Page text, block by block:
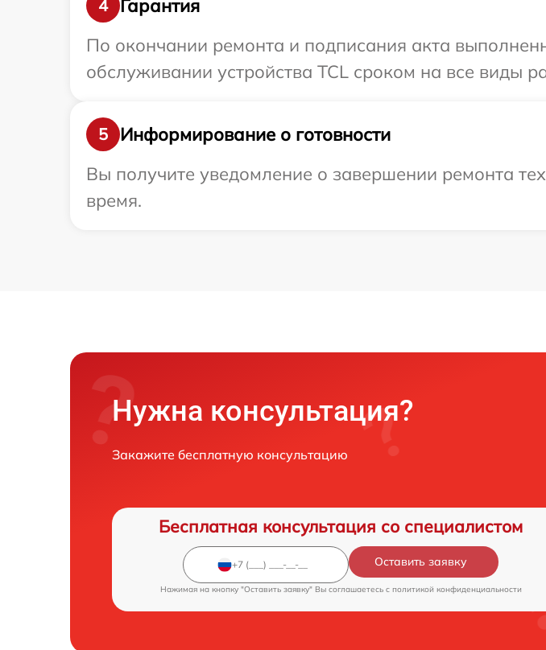
4
Гарантия
По окончании ремонта и подписания акта
обслуживании устройства TCL сроком на все виды
5
Информирование о готовности
Вы получите уведомление о завершении ремонта
время.
Нужна консультация?
Закажите бесплатную консультацию
Бесплатная консультация со специалистом
Оставить заявку
Нажимая на кнопку "Оставить заявку" Вы соглашаетесь c политикой конфиденциальности